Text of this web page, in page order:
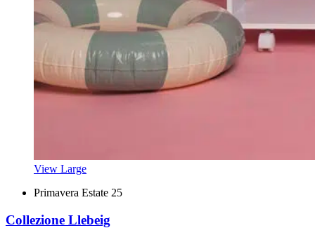
View Large
Primavera Estate 25
Collezione Llebeig